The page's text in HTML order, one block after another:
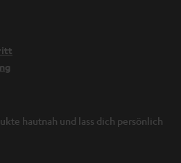
hautnah und lass dich persönlich